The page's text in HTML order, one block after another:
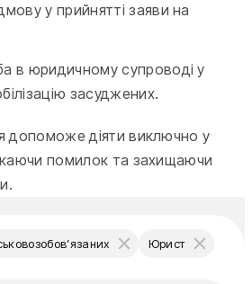
у прийнятті заяви на
в юридичному супроводі у
засуджених.
допоможе діяти виключно у
помилок та захищаючи
Юрист